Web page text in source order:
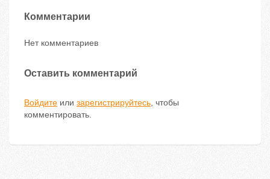
Комментарии
Нет комментариев
Оставить комментарий
Войдите или зарегистрируйтесь, чтобы
комментировать.